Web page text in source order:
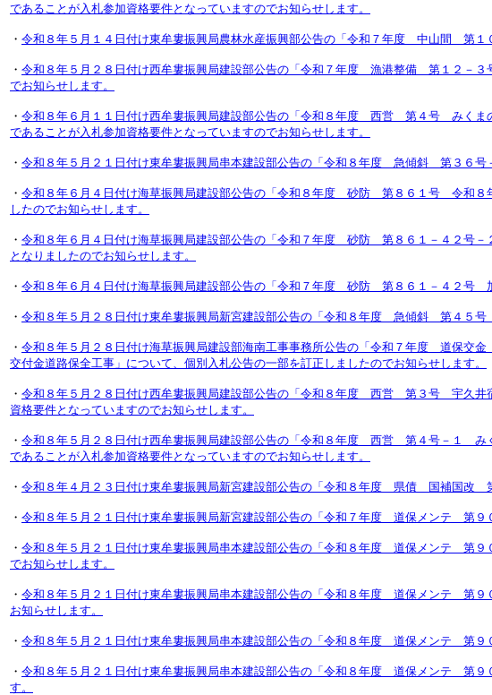
であることが入札参加資格要件となっていますのでお知らせします。
・ 令和８年５月１４日付け東牟婁振興局農林水産振興部公告の「令和７年度 中山間 第
・ 令和８年５月２８日付け西牟婁振興局建設部公告の「令和７年度 漁港整備 第１２－
でお知らせします。
・ 令和８年６月１１日付け西牟婁振興局建設部公告の「令和８年度 西営 第４号 みくま
であることが入札参加資格要件となっていますのでお知らせします。
・ 令和８年５月２１日付け東牟婁振興局串本建設部公告の「令和８年度 急傾斜 第３６号
・ 令和８年６月４日付け海草振興局建設部公告の「令和８年度 砂防 第８６１号 令和
したのでお知らせします。
・ 令和８年６月４日付け海草振興局建設部公告の「令和７年度 砂防 第８６１－４２
となりましたのでお知らせします。
・ 令和８年６月４日付け海草振興局建設部公告の「令和７年度 砂防 第８６１－４２号
・ 令和８年５月２８日付け東牟婁振興局新宮建設部公告の「令和８年度 急傾斜 第４５号
・ 令和８年５月２８日付け海草振興局建設部海南工事事務所公告の「令和７年度 道
交付金道路保全工事」について、個別入札公告の一部を訂正しましたのでお知らせします。
・ 令和８年５月２８日付け西牟婁振興局建設部公告の「令和８年度 西営 第３号 宇久井
資格要件となっていますのでお知らせします。
・ 令和８年５月２８日付け西牟婁振興局建設部公告の「令和８年度 西営 第４号－１ み
であることが入札参加資格要件となっていますのでお知らせします。
・ 令和８年４月２３日付け東牟婁振興局新宮建設部公告の「令和８年度 県債 国補国改
・ 令和８年５月２１日付け東牟婁振興局新宮建設部公告の「令和７年度 道保メンテ 第９
・ 令和８年５月２１日付け東牟婁振興局串本建設部公告の「令和８年度 道保メンテ 第
でお知らせします。
・ 令和８年５月２１日付け東牟婁振興局串本建設部公告の「令和８年度 道保メンテ 第
お知らせします。
・ 令和８年５月２１日付け東牟婁振興局串本建設部公告の「令和８年度 道保メンテ 第９
・ 令和８年５月２１日付け東牟婁振興局串本建設部公告の「令和８年度 道保メンテ 第
す。